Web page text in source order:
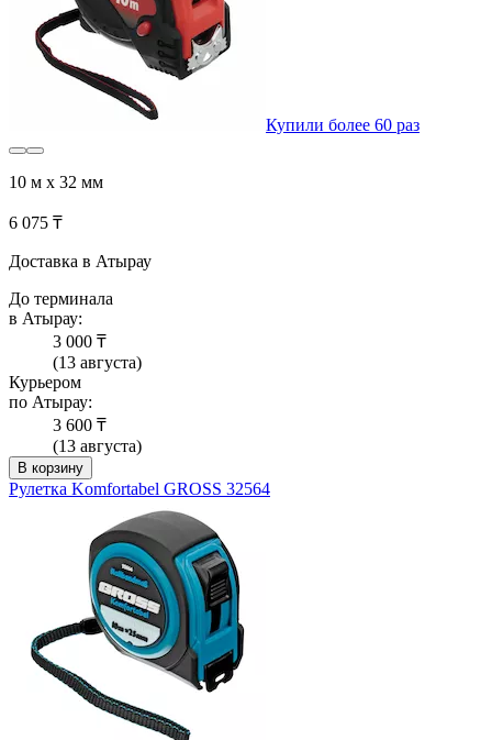
Купили более 60 раз
10 м х 32 мм
6 075 ₸
Доставка в Атырау
До терминала
в Атырау:
3 000 ₸
(13 августа)
Курьером
по Атырау:
3 600 ₸
(13 августа)
В корзину
Рулетка Komfortabel GROSS 32564